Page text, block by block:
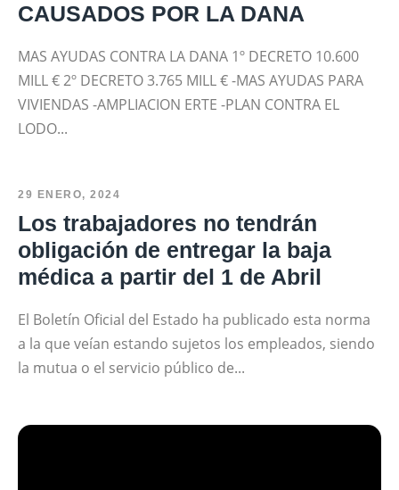
CAUSADOS POR LA DANA
MAS AYUDAS CONTRA LA DANA 1º DECRETO 10.600
MILL € 2º DECRETO 3.765 MILL € -MAS AYUDAS PARA
VIVIENDAS -AMPLIACION ERTE -PLAN CONTRA EL
LODO...
29 ENERO, 2024
Los trabajadores no tendrán
obligación de entregar la baja
médica a partir del 1 de Abril
El Boletín Oficial del Estado ha publicado esta norma
a la que veían estando sujetos los empleados, siendo
la mutua o el servicio público de...